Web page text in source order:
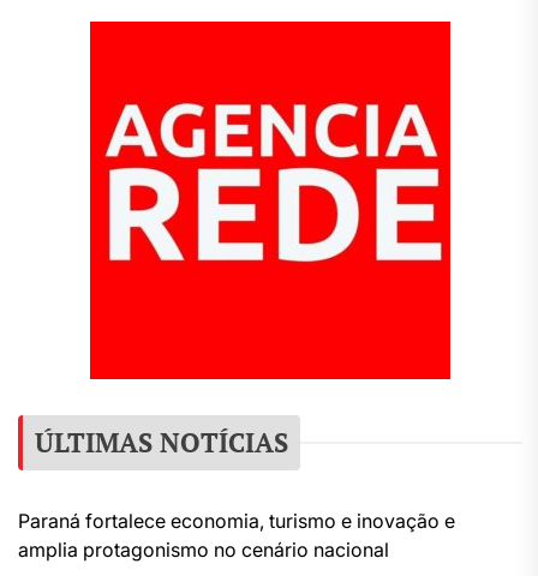
ÚLTIMAS NOTÍCIAS
Paraná fortalece economia, turismo e inovação e
amplia protagonismo no cenário nacional